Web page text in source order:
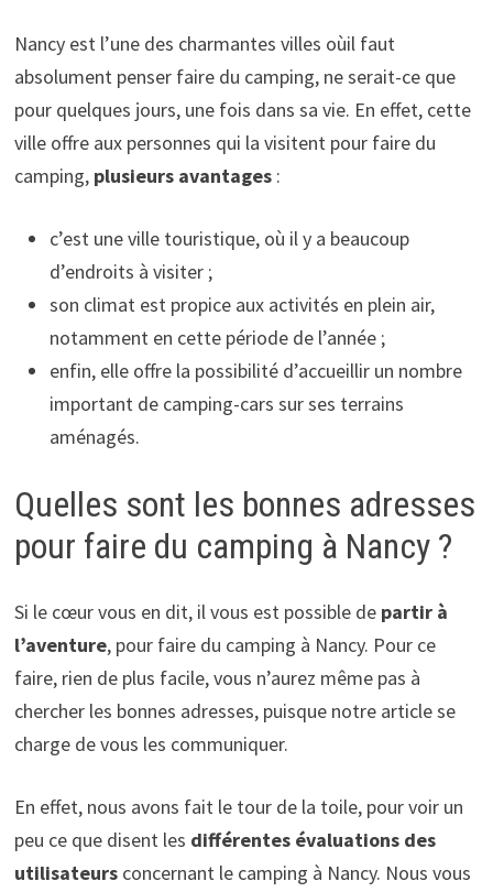
Nancy est l’une des charmantes villes oùil faut
absolument penser faire du camping, ne serait-ce que
pour quelques jours, une fois dans sa vie. En effet, cette
ville offre aux personnes qui la visitent pour faire du
camping, plusieurs avantages:
c’est une ville touristique, où il y a beaucoup
d’endroits à visiter ;
son climat est propice aux activités en plein air,
notamment en cette période de l’année ;
enfin, elle offre la possibilité d’accueillir un nombre
important de camping-cars sur ses terrains
aménagés.
Quelles sont les bonnes adresses
pour faire du camping à Nancy ?
Si le cœur vous en dit, il vous est possible de partir à
l’aventure, pour faire du camping à Nancy. Pour ce
faire, rien de plus facile, vous n’aurez même pas à
chercher les bonnes adresses, puisque notre article se
charge de vous les communiquer.
En effet, nous avons fait le tour de la toile, pour voir un
peu ce que disent les différentes évaluations des
utilisateurs concernant le camping à Nancy. Nous vous